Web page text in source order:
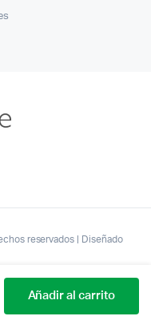
Añadir al carrito
reservados | Diseñado